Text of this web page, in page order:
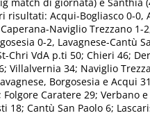
risultati: Acqui-Bogliasco 0-0,
Naviglio Trezzano 1-
0-2, Lavagnese-Cantù
St-Chri VdA p.ti 50; Chieri 46;
Villalvernia 34; Naviglio
Borgosesia e Acqui
Folgore Caratere 29; Verbano
18; Cantù San Paolo 6;